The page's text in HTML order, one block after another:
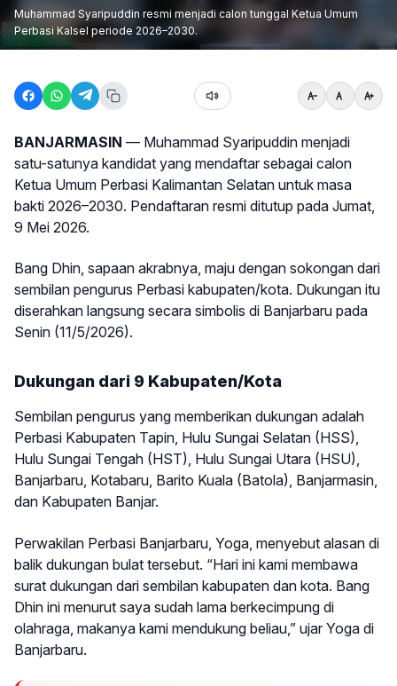
Muhammad Syaripuddin resmi menjadi calon tunggal Ketua Umum
Perbasi Kalsel periode 2026–2030.
BANJARMASIN — Muhammad Syaripuddin menjadi
satu-satunya kandidat yang mendaftar sebagai calon
Ketua Umum Perbasi Kalimantan Selatan untuk masa
bakti 2026–2030. Pendaftaran resmi ditutup pada Jumat,
9 Mei 2026.
Bang Dhin, sapaan akrabnya, maju dengan sokongan dari
sembilan pengurus Perbasi kabupaten/kota. Dukungan itu
diserahkan langsung secara simbolis di Banjarbaru pada
Senin (11/5/2026).
Dukungan dari 9 Kabupaten/Kota
Sembilan pengurus yang memberikan dukungan adalah
Perbasi Kabupaten Tapin, Hulu Sungai Selatan (HSS),
Hulu Sungai Tengah (HST), Hulu Sungai Utara (HSU),
Banjarbaru, Kotabaru, Barito Kuala (Batola), Banjarmasin,
dan Kabupaten Banjar.
Perwakilan Perbasi Banjarbaru, Yoga, menyebut alasan di
balik dukungan bulat tersebut. “Hari ini kami membawa
surat dukungan dari sembilan kabupaten dan kota. Bang
Dhin ini menurut saya sudah lama berkecimpung di
olahraga, makanya kami mendukung beliau,” ujar Yoga di
Banjarbaru.